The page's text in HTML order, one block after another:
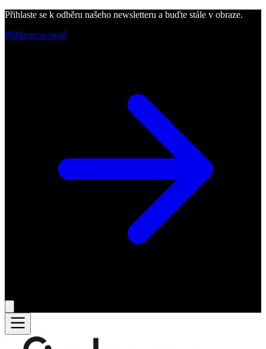
Přihlaste se k odběru našeho newsletteru a buďte stále v obraze.
Přihlaste se nyní